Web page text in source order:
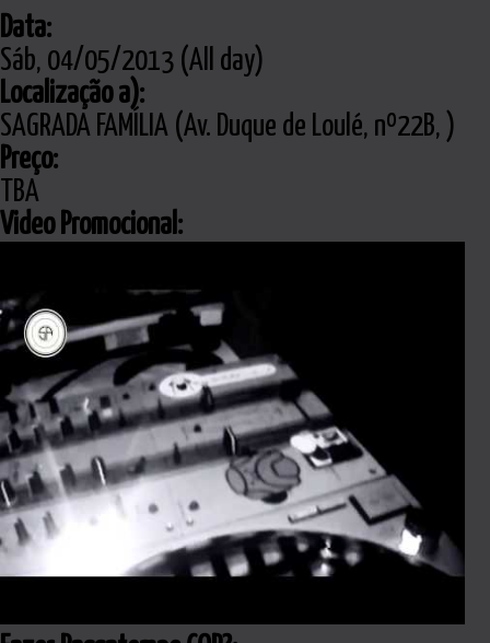
Data:
Sáb, 04/05/2013 (All day)
Localização a):
SAGRADA FAMÍLIA (Av. Duque de Loulé, nº22B, )
Preço:
TBA
Video Promocional: